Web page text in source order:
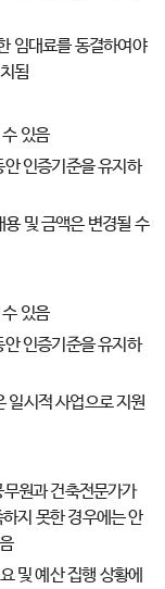
임대료를 동결하여야
됨
있음
인증기준을 유지하
및 금액은 변경될 수
있음
인증기준을 유지하
일시적 사업으로 지원
원과 건축전문가가
지 못한 경우에는 안
및 예산 집행 상황에